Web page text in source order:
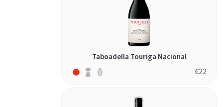
Taboadella Touriga Nacional
€22